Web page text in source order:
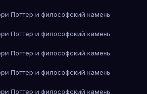
Поттер и философский камень
Поттер и философский камень
Поттер и философский камень
Поттер и философский камень
Поттер и философский камень